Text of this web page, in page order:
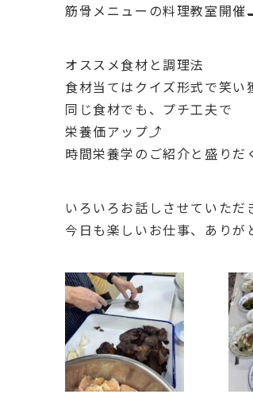
筋骨メニューの料理教室開催
オススメ食材と調理法
食材当てはクイズ形式で笑い
同じ食材でも、プチ工夫で
栄養価アップ⤴️
時間栄養学のご紹介と盛りだ
いろいろお話しさせていただ
今日も楽しいお仕事、ありが